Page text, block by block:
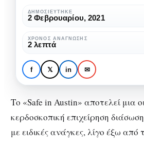
«Safe in Austin»:
διαφορετική
αποκατάστασης
και ζωάκια με
ανάγκες
Austin»:
Μια
διαφορετική
διαδικασία
αποκατάστασης
για
και
ζωάκια
με
ΔΗΜΟΣΙΕΎΤΗΚΕ
2 Φεβρουαρίου, 2021
ΧΡΌΝΟΣ ΑΝΆΓΝΩΣΗΣ
2 λεπτά
f 𝕏 in ✉
Το «Safe in Austin» αποτελεί μια
κερδοσκοπική επιχείρηση
με ειδικές ανάγκες, λίγο έξω από